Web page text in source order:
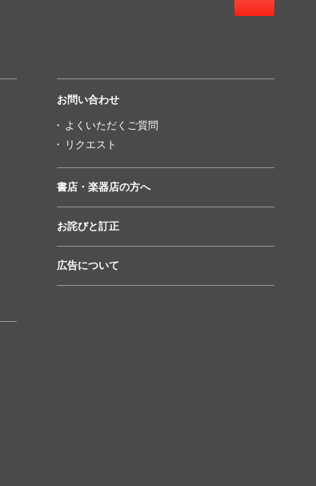
お問い合わせ
よくいただくご質問
リクエスト
書店・楽器店の方へ
お詫びと訂正
広告について